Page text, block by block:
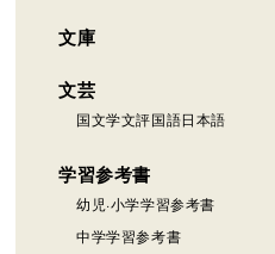
文庫
文芸
国文学文評国語日本語
学習参考書
幼児·小学学習参考書
中学学習参考書